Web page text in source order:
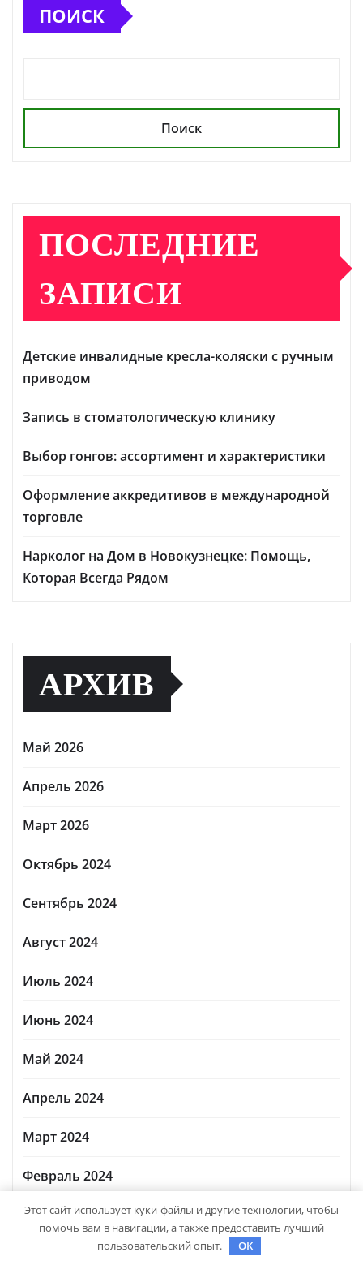
ПОИСК
Поиск
ПОСЛЕДНИЕ
ЗАПИСИ
Детские инвалидные кресла-коляски с ручным
приводом
Запись в стоматологическую клинику
Выбор гонгов: ассортимент и характеристики
Оформление аккредитивов в международной
торговле
Нарколог на Дом в Новокузнецке: Помощь,
Которая Всегда Рядом
АРХИВ
Май 2026
Апрель 2026
Март 2026
Октябрь 2024
Сентябрь 2024
Август 2024
Июль 2024
Июнь 2024
Май 2024
Апрель 2024
Март 2024
Февраль 2024
Январь 2024
Декабрь 2023
Этот сайт использует куки-файлы и другие технологии, чтобы
помочь вам в навигации, а также предоставить лучший
пользовательский опыт.
OK